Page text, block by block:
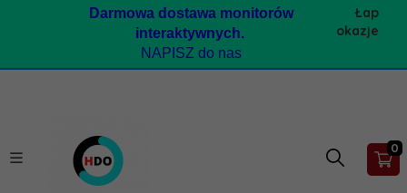
Darmowa dostawa monitorów
interaktywnych.
NAPISZ do nas
Łap
okazje
0